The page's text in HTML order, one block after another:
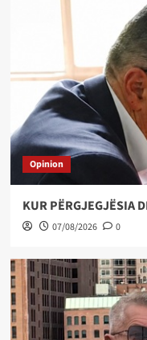
Opinion
KUR PËRGJEGJËSIA
07/08/2026 0